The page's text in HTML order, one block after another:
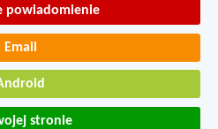
powiadomienie
Email
stronie